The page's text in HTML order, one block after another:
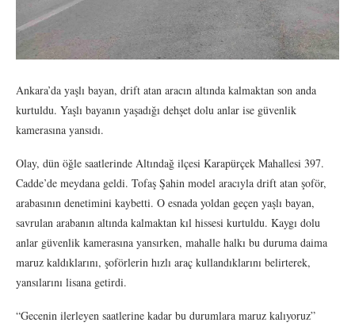
Ankara’da yaşlı bayan, drift atan aracın altında kalmaktan son anda
kurtuldu. Yaşlı bayanın yaşadığı dehşet dolu anlar ise güvenlik
kamerasına yansıdı.
Olay, dün öğle saatlerinde Altındağ ilçesi Karapürçek Mahallesi 397.
Cadde’de meydana geldi. Tofaş Şahin model aracıyla drift atan şoför,
arabasının denetimini kaybetti. O esnada yoldan geçen yaşlı bayan,
savrulan arabanın altında kalmaktan kıl hissesi kurtuldu. Kaygı dolu
anlar güvenlik kamerasına yansırken, mahalle halkı bu duruma daima
maruz kaldıklarını, şoförlerin hızlı araç kullandıklarını belirterek,
yansılarını lisana getirdi.
“Gecenin ilerleyen saatlerine kadar bu durumlara maruz kalıyoruz”